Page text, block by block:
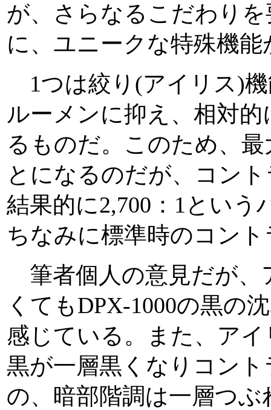
が、さらなるこだわり
に、ユニークな特殊機
1つは絞り(アイリス)機
ルーメンに抑え、相対
るものだ。このため、
とになるのだが、コン
結果的に2,700：1とい
ちなみに標準時のコント
筆者個人の意見だが、
くてもDPX-1000の黒の
感じている。また、ア
黒が一層黒くなりコン
の、暗部階調は一層つ